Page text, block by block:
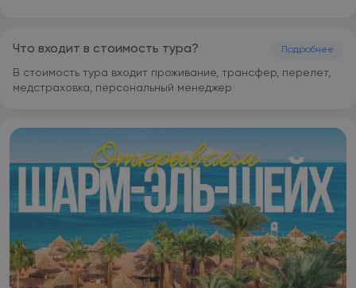
Что входит в стоимость тура? Подробнее
В стоимость тура входит проживание, трансфер, перелет,
медстраховка, персональный менеджер